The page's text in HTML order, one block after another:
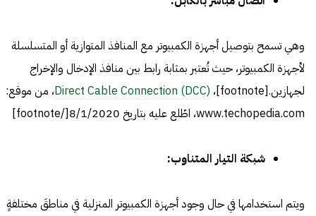
وهي تسمح بتوصيل أجهزة الكمبيوتر مع المنافذ المتوازية أو المتسلسلة
لأجهزة الكمبيوتر، حيث تُعتبر بمثابة رابط بين منافذ الإدخال والإخراج
لجهازين.[footnote]،
Direct Cable Connection (DCC)، من موقع:
www.techopedia.com، اطّلع عليه بتاريخ 8/1/2020[/footnote]
شبكة التيار المتناوب:
ويتم استخدامها في حال وجود أجهزة الكمبيوتر المنزلية في مناطقَ مختلفةٍ